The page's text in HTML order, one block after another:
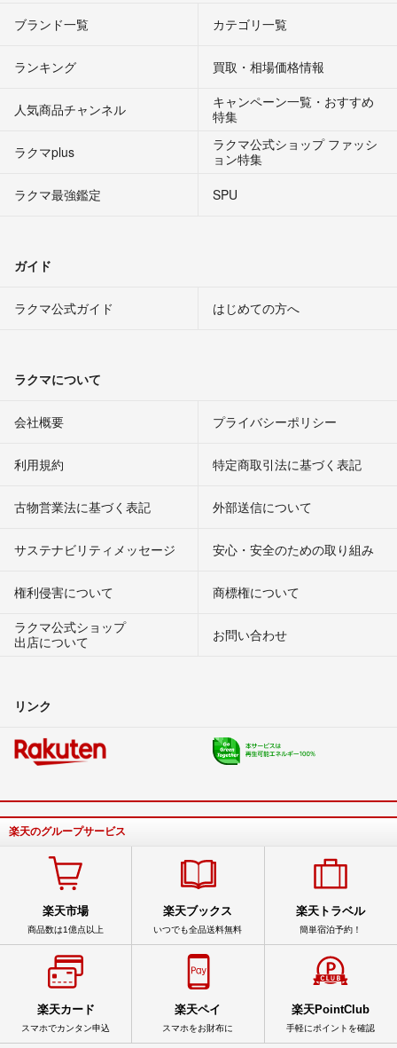
ブランド一覧 カテゴリ一覧
ランキング 買取・相場価格情報
人気商品チャンネル
キャンペーン一覧・おすすめ
特集
ラクマplus
ラクマ公式ショップ ファッシ
ョン特集
ラクマ最強鑑定
SPU
ガイド
ラクマ公式ガイド はじめての方へ
ラクマについて
会社概要 プライバシーポリシー
利用規約 特定商取引法に基づく表記
古物営業法に基づく表記 外部送信について
サステナビリティメッセージ 安心・安全のための取り組み
権利侵害について
商標権について
ラクマ公式ショップ
出店について
お問い合わせ
リンク
楽天のグループサービス
楽天市場
商品数は1億点以上
楽天ブックス
いつでも全品送料無料
楽天トラベル
簡単宿泊予約！
楽天カード
スマホでカンタン申込
楽天ペイ
スマホをお財布に
楽天PointClub
手軽にポイントを確認